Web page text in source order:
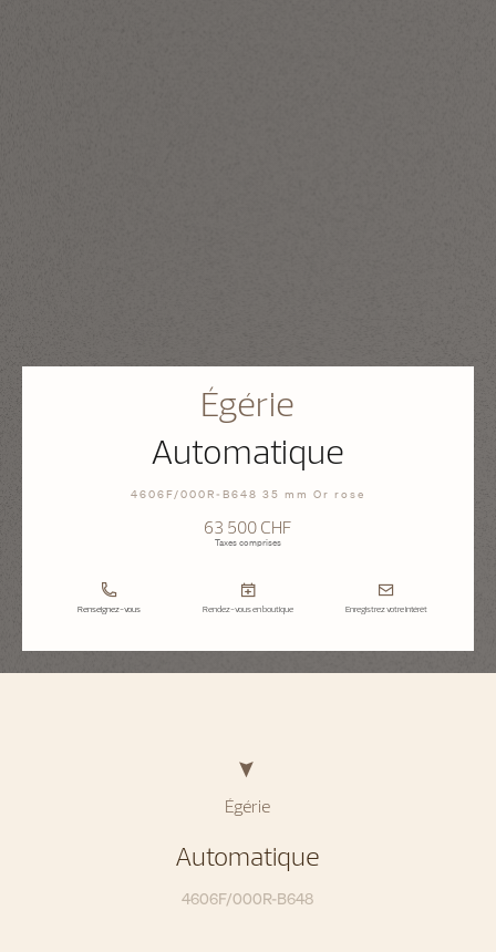
Égérie
Automatique
4606F/000R-B648 35 mm Or rose
63 500 CHF
Taxes comprises
Renseignez-vous Rendez-vous en boutique Enregistrez votre intérêt
Égérie
Automatique
4606F/000R-B648